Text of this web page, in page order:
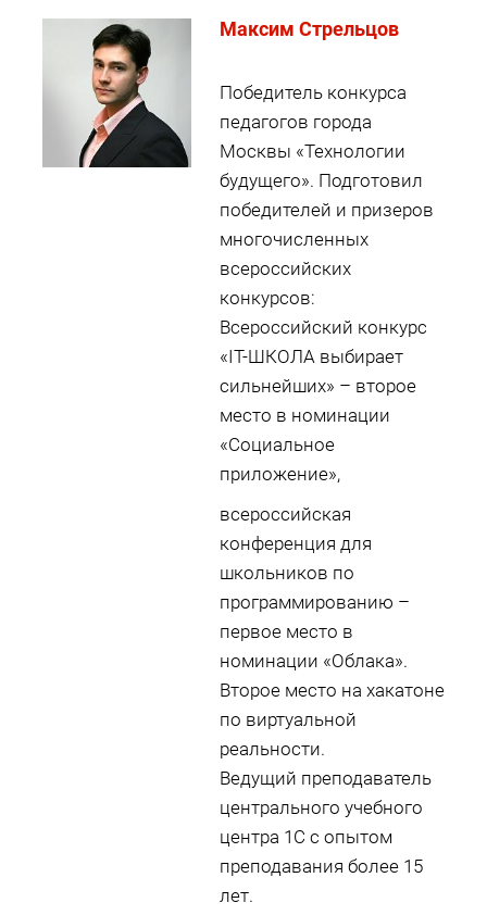
Максим Стрельцов
Победитель конкурса
педагогов города
Москвы «Технологии
будущего». Подготовил
победителей и призеров
многочисленных
всероссийских
конкурсов:
Всероссийский конкурс
«IT-ШКОЛА выбирает
сильнейших» – второе
место в номинации
«Социальное
приложение»,
всероссийская
конференция для
школьников по
программированию –
первое место в
номинации «Облака».
Второе место на хакатоне
по виртуальной
реальности.
Ведущий преподаватель
центрального учебного
центра 1С с опытом
преподавания более 15
лет.